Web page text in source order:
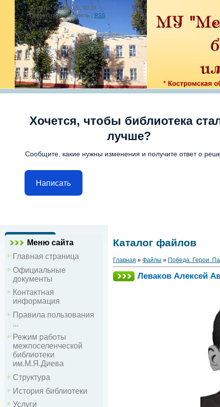
Суббота, 08.08.2026, 00:24
Приветствую Вас Гость | RSS
Хочется, чтобы библиотека
лучше?
Сообщите, какие нужны изменения и получите ответ о
Написать
Меню сайта
Главная страница
Официальные
документы
Контактная
информация
Правила пользования
...
Режим работы
межпоселенческой
библиотеки
им.М.Я.Диева
Структура
История библиотеки
Услуги
Каталог файлов
Главная » Файлы » Победа. Герои.
Леваков Алексей